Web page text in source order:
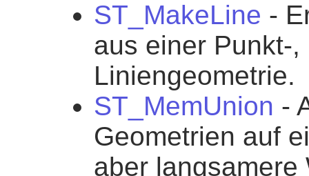
ST_MakeLine -
aus einer Punkt-
Liniengeometrie.
ST_MemUnion -
Geometrien auf
aber langsamere